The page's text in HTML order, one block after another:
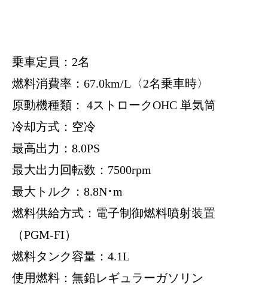
乗車定員：2名
燃料消費率：67.0km/L〈2名乗車時〉
原動機種類： 4ストロークOHC 単気筒
冷却方式：空冷
最高出力：8.0PS
最大出力回転数：7500rpm
最大トルク：8.8N･m
燃料供給方式：電子制御燃料噴射装置
（PGM-FI）
燃料タンク容量：4.1L
使用燃料：無鉛レギュラーガソリン